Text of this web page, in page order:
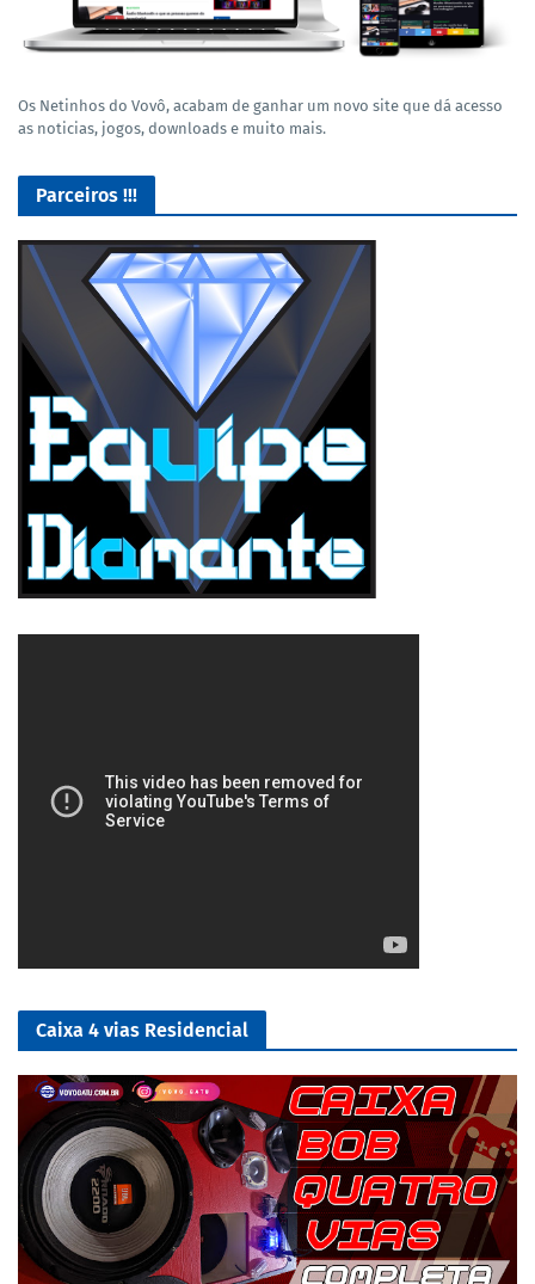
Os Netinhos do Vovô, acabam de ganhar um novo site que dá acesso
as noticias, jogos, downloads e muito mais.
Parceiros !!!
Lives de Gameplay no Facebook Gaming e muito mais
Caixa 4 vias Residencial